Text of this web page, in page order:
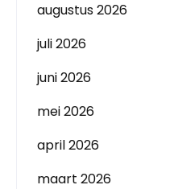
augustus 2026
juli 2026
juni 2026
mei 2026
april 2026
maart 2026